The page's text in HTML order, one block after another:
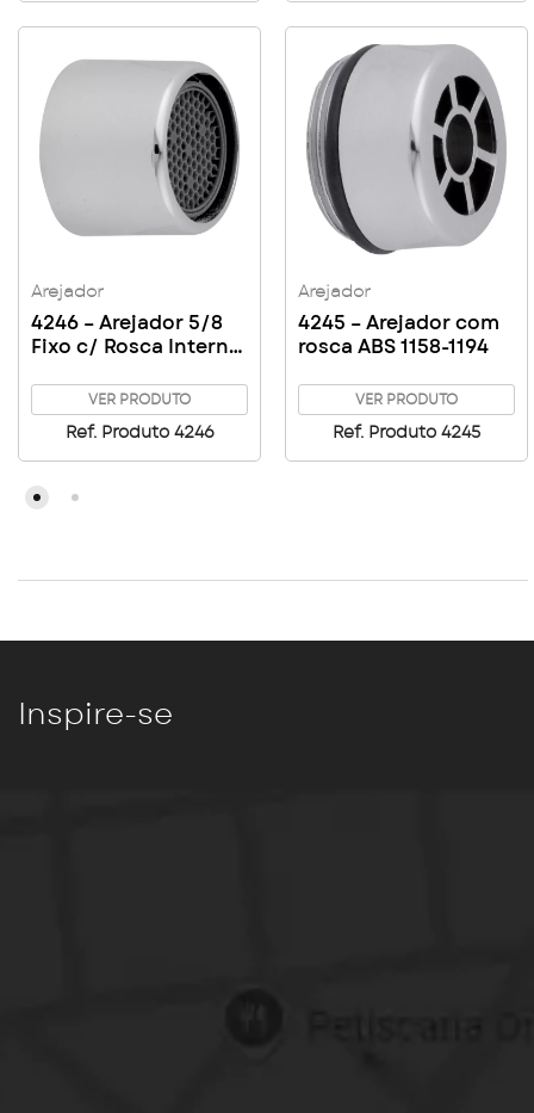
Arejador
4246 – Arejador 5/8
Fixo c/ Rosca Interna
VER PRODUTO
Ref. Produto 4246
Arejador
4245 – Arejador com
rosca ABS 1158-1194
VER PRODUTO
Ref. Produto 4245
Inspire-se